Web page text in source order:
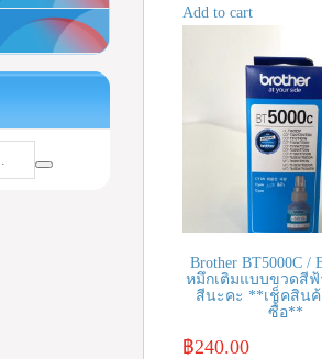
Add to cart
Brother BT5000C /
หมึกเติมแบบขวดสี
สีนะคะ **เช็คสิน
ซื้อ**
฿240.00